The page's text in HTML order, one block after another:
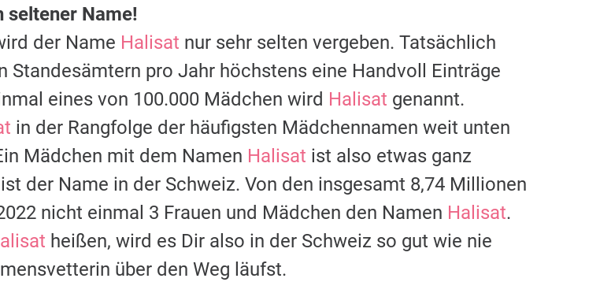
seltener Name!
der Name Halisat nur sehr selten vergeben. Tatsächlich
Standesämtern pro Jahr höchstens eine Handvoll Einträge
eines von 100.000 Mädchen wird Halisat genannt.
in der Rangfolge der häufigsten Mädchennamen weit unten
Mädchen mit dem Namen Halisat ist also etwas ganz
der Name in der Schweiz. Von den insgesamt 8,74 Millionen
nicht einmal 3 Frauen und Mädchen den Namen Halisat.
heißen, wird es Dir also in der Schweiz so gut wie nie
über den Weg läufst.